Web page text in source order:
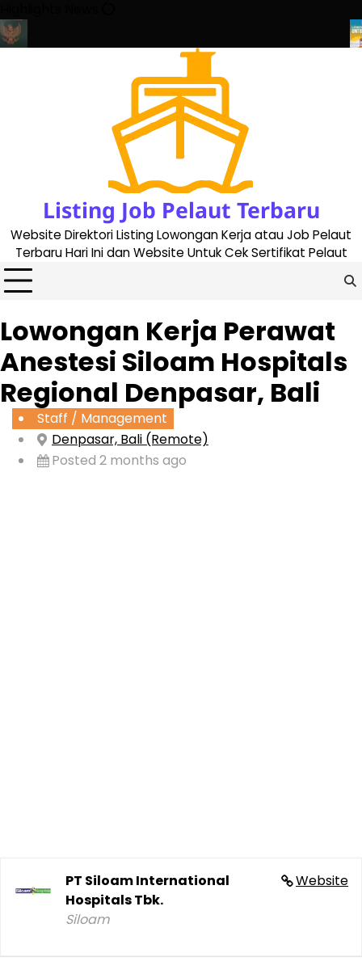
to
content
Listing Job Pelaut Terbaru
Website Direktori Listing Lowongan Kerja atau Job Pelaut
Terbaru Hari Ini dan Website Untuk Cek Sertifikat Pelaut
Lowongan Kerja Perawat
Anestesi Siloam Hospitals
Regional Denpasar, Bali
Staff / Management
Denpasar, Bali (Remote)
Posted 2 months ago
Website
PT Siloam International
Hospitals Tbk.
Siloam